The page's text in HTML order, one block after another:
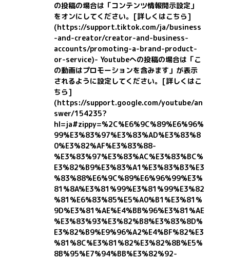
の投稿の場合は「コンテンツ情報開示設定」
をオンにしてください。 [詳しくはこちら]
(https://support.tiktok.com/ja/business
-and-creator/creator-and-business-
accounts/promoting-a-brand-product-
or-service)- Youtubeへの投稿の場合は「こ
の動画はプロモーションを含みます」が表示
されるように設定してください。 [詳しくはこ
ちら]
(https://support.google.com/youtube/an
swer/154235?
hl=ja#zippy=%2C%E6%9C%89%E6%96%
99%E3%83%97%E3%83%AD%E3%83%8
0%E3%82%AF%E3%83%88-
%E3%83%97%E3%83%AC%E3%83%BC%
E3%82%B9%E3%83%A1%E3%83%B3%E3
%83%88%E6%9C%89%E6%96%99%E3%
81%8A%E3%81%99%E3%81%99%E3%82
%81%E6%83%85%E5%A0%B1%E3%81%
9D%E3%81%AE%E4%BB%96%E3%81%AE
%E3%83%93%E3%82%B8%E3%83%8D%
E3%82%B9%E9%96%A2%E4%BF%82%E3
%81%8C%E3%81%82%E3%82%8B%E5%
8B%95%E7%94%BB%E3%82%92-